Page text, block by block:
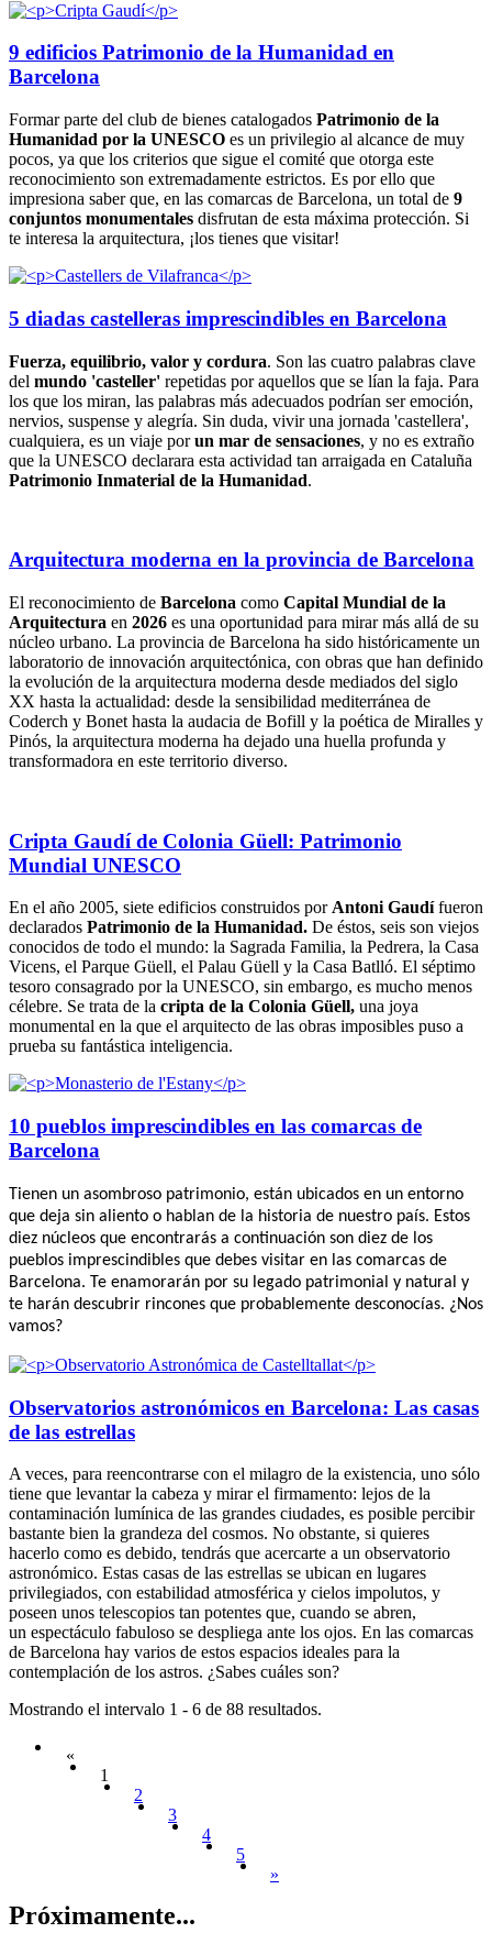
9 edificios Patrimonio de la Humanidad en
Barcelona
Formar parte del club de bienes catalogados Patrimonio de la
Humanidad por la UNESCO es un privilegio al alcance de muy
pocos, ya que los criterios que sigue el comité que otorga este
reconocimiento son extremadamente estrictos. Es por ello que
impresiona saber que, en las comarcas de Barcelona, un total de 9
conjuntos monumentales disfrutan de esta máxima protección. Si
te interesa la arquitectura, ¡los tienes que visitar!
5 diadas castelleras imprescindibles en Barcelona
Fuerza, equilibrio, valor y cordura. Son las cuatro palabras clave
del mundo 'casteller' repetidas por aquellos que se lían la faja. Para
los que los miran, las palabras más adecuados podrían ser emoción,
nervios, suspense y alegría. Sin duda, vivir una jornada 'castellera',
cualquiera, es un viaje porun mar de sensaciones, y no es extraño
que la UNESCO declarara esta actividad tan arraigada en Cataluña
Patrimonio Inmaterial de la Humanidad.
Arquitectura moderna en la provincia de Barcelona
El reconocimiento de Barcelona como Capital Mundial de la
Arquitectura en 2026 es una oportunidad para mirar más allá de su
núcleo urbano. La provincia de Barcelona ha sido históricamente un
laboratorio de innovación arquitectónica, con obras que han definido
la evolución de la arquitectura moderna desde mediados del siglo
XX hasta la actualidad: desde la sensibilidad mediterránea de
Coderch y Bonet hasta la audacia de Bofill y la poética de Miralles y
Pinós, la arquitectura moderna ha dejado una huella profunda y
transformadora en este territorio diverso.
Cripta Gaudí de Colonia Güell: Patrimonio
Mundial UNESCO
En el año 2005, siete edificios construidos por Antoni Gaudífueron
declarados Patrimonio de la Humanidad. De éstos, seis son viejos
conocidos de todo el mundo: la Sagrada Familia, la Pedrera, la Casa
Vicens, el Parque Güell, el Palau Güell y la Casa Batlló. El séptimo
tesoro consagrado por la UNESCO, sin embargo, es mucho menos
célebre. Se trata de la cripta de la Colonia Güell, una joya
monumental en la que el arquitecto de las obras imposibles puso a
prueba su fantástica inteligencia.
10 pueblos imprescindibles en las comarcas de
Barcelona
Tienen un asombroso patrimonio, están ubicados en un entorno
que deja sin aliento o hablan de la historia de nuestro país. Estos
diez núcleos que encontrarás a continuación son diez de los
pueblos imprescindibles que debes visitar en las comarcas de
Barcelona. Te enamorarán por su legado patrimonial y natural y
te harán descubrir rincones que probablemente desconocías. ¿Nos
vamos?
Observatorios astronómicos en Barcelona: Las casas
de las estrellas
A veces, para reencontrarse con el milagro de la existencia, uno sólo
tiene que levantar la cabeza y mirar el firmamento: lejos de la
contaminación lumínica de las grandes ciudades, es posible percibir
bastante bien la grandeza del cosmos. No obstante, si quieres
hacerlo como es debido, tendrás que acercarte a un observatorio
astronómico. Estas casas de las estrellas se ubican en lugares
privilegiados, con estabilidad atmosférica y cielos impolutos, y
poseen unos telescopios tan potentes que, cuando se abren,
un espectáculo fabuloso se despliega ante los ojos. En las comarcas
de Barcelona hay varios de estos espacios ideales para la
contemplación de los astros. ¿Sabes cuáles son?
Mostrando el intervalo 1 - 6 de 88 resultados.
«
1
2
3
4
5
»
Próximamente...